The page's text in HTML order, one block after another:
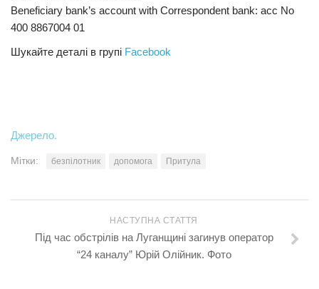
Beneficiary bank’s account with Correspondent bank: acc No
400 8867004 01
Шукайте деталі в групі Facebook
Джерело.
Мітки: безпілотник допомога Притула
НАСТУПНА СТАТТЯ
Під час обстрілів на Луганщині загинув оператор
“24 каналу” Юрій Олійник. Фото